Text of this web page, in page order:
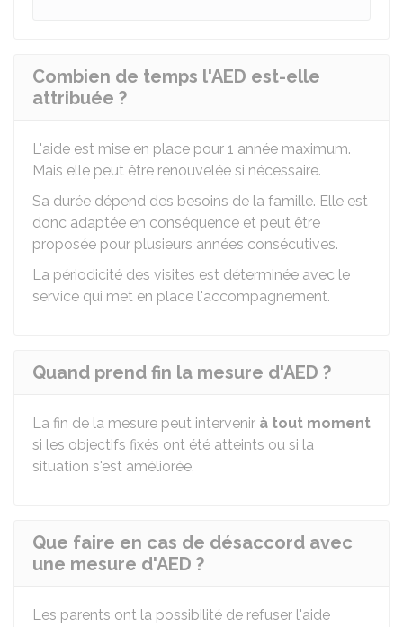
Combien de temps l'AED est-elle
attribuée ?
L'aide est mise en place pour 1 année maximum.
Mais elle peut être renouvelée si nécessaire.
Sa durée dépend des besoins de la famille. Elle est
donc adaptée en conséquence et peut être
proposée pour plusieurs années consécutives.
La périodicité des visites est déterminée avec le
service qui met en place l'accompagnement.
Quand prend fin la mesure d'AED ?
La fin de la mesure peut intervenir à tout moment
si les objectifs fixés ont été atteints ou si la
situation s'est améliorée.
Que faire en cas de désaccord avec
une mesure d'AED ?
Les parents ont la possibilité de refuser l'aide